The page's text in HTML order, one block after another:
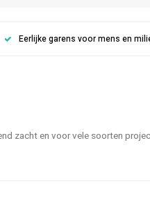
Eerlijke garens voor mens en
zacht en voor vele soorten